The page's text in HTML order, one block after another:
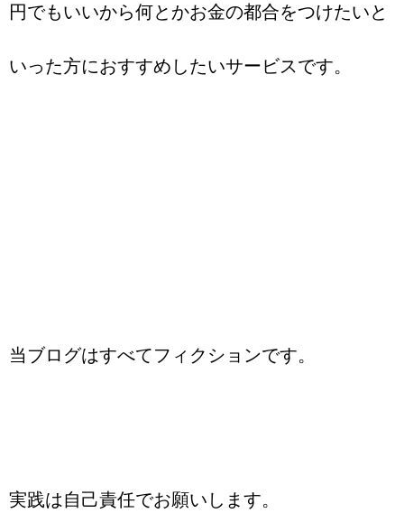
円でもいいから何とかお金の都合をつけたいと
いった方におすすめしたいサービスです。
当ブログはすべてフィクションです。
実践は自己責任でお願いします。